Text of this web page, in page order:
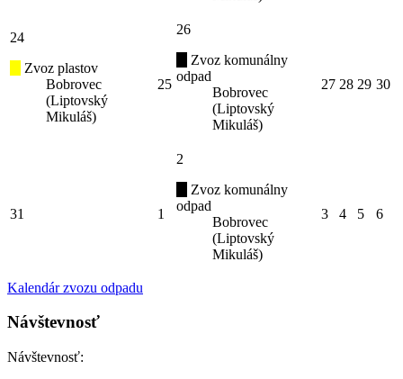
24
Zvoz plastov
Bobrovec
(Liptovský
Mikuláš)
25
26
Zvoz komunálny
odpad
Bobrovec
(Liptovský
Mikuláš)
27 28 29 30
31 1
2
Zvoz komunálny
odpad
Bobrovec
(Liptovský
Mikuláš)
3 4 5 6
Kalendár zvozu odpadu
Návštevnosť
Návštevnosť: